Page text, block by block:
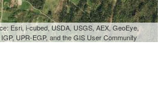
Esri, i-cubed, USDA, USGS, AEX, GeoEye,
UPR-EGP, and the GIS User Community